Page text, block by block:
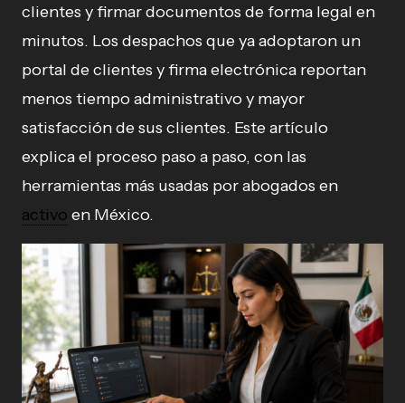
clientes y firmar documentos de forma legal en
minutos. Los despachos que ya adoptaron un
portal de clientes y firma electrónica reportan
menos tiempo administrativo y mayor
satisfacción de sus clientes. Este artículo
explica el proceso paso a paso, con las
herramientas más usadas por abogados en
activo en México.